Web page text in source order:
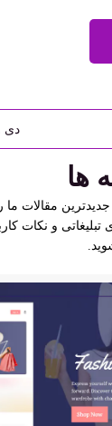
دی ۱۹, ۱۴۰۳
ها
مقالات ما
تبلیغاتی و نکات